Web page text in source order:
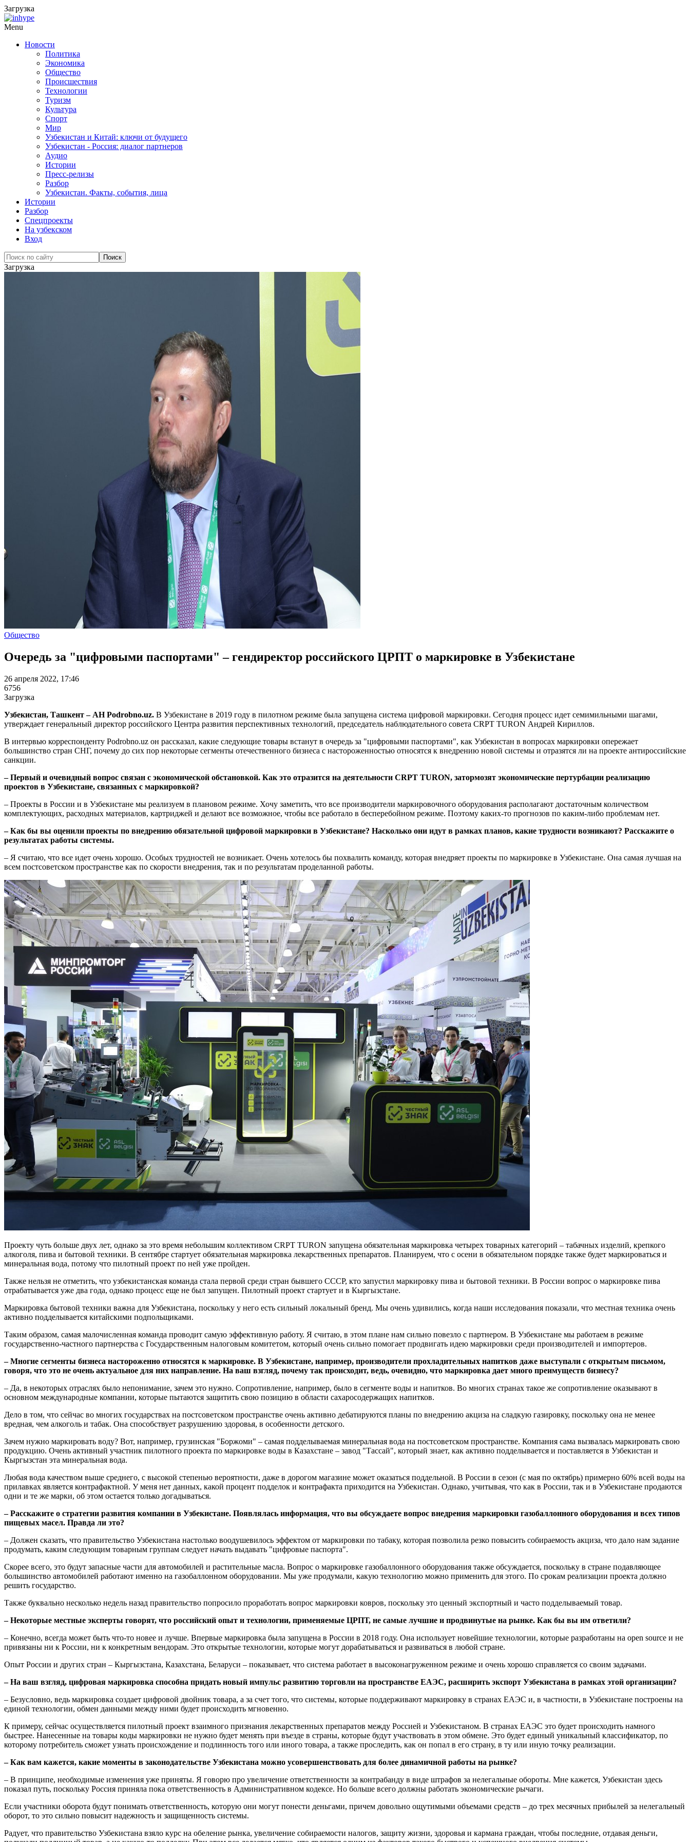
Загрузка
Menu
Новости
Политика
Экономика
Общество
Происшествия
Технологии
Туризм
Культура
Спорт
Мир
Узбекистан и Китай: ключи от будущего
Узбекистан - Россия: диалог партнеров
Аудио
Истории
Пресс-релизы
Разбор
Узбекистан. Факты, события, лица
Истории
Разбор
Спецпроекты
На узбекском
Вход
Загрузка
Общество
Очередь за "цифровыми паспортами" – гендиректор российского ЦРПТ о маркировке в Узбекистане
26 апреля 2022, 17:46
6756
Загрузка
Узбекистан, Ташкент – АН Podrobno.uz. В Узбекистане в 2019 году в пилотном режиме была запущена система цифровой маркировки. Сегодня процесс идет семимильными шагами,
утверждает генеральный директор российского Центра развития перспективных технологий, председатель наблюдательного совета CRPT TURON Андрей Кириллов.
В интервью корреспонденту Podrobno.uz он рассказал, какие следующие товары встанут в очередь за "цифровыми паспортами", как Узбекистан в вопросах маркировки опережает
большинство стран СНГ, почему до сих пор некоторые сегменты отечественного бизнеса с настороженностью относятся к внедрению новой системы и отразятся ли на проекте антироссийские
санкции.
– Первый и очевидный вопрос связан с экономической обстановкой. Как это отразится на деятельности CRPT TURON, затормозят экономические пертурбации реализацию
проектов в Узбекистане, связанных с маркировкой?
– Проекты в России и в Узбекистане мы реализуем в плановом режиме. Хочу заметить, что все производители маркировочного оборудования располагают достаточным количеством
комплектующих, расходных материалов, картриджей и делают все возможное, чтобы все работало в бесперебойном режиме. Поэтому каких-то прогнозов по каким-либо проблемам нет.
– Как бы вы оценили проекты по внедрению обязательной цифровой маркировки в Узбекистане? Насколько они идут в рамках планов, какие трудности возникают? Расскажите о
результатах работы системы.
– Я считаю, что все идет очень хорошо. Особых трудностей не возникает. Очень хотелось бы похвалить команду, которая внедряет проекты по маркировке в Узбекистане. Она самая лучшая на
всем постсоветском пространстве как по скорости внедрения, так и по результатам проделанной работы.
Проекту чуть больше двух лет, однако за это время небольшим коллективом CRPT TURON запущена обязательная маркировка четырех товарных категорий – табачных изделий, крепкого
алкоголя, пива и бытовой техники. В сентябре стартует обязательная маркировка лекарственных препаратов. Планируем, что с осени в обязательном порядке также будет маркироваться и
минеральная вода, потому что пилотный проект по ней уже пройден.
Также нельзя не отметить, что узбекистанская команда стала первой среди стран бывшего СССР, кто запустил маркировку пива и бытовой техники. В России вопрос о маркировке пива
отрабатывается уже два года, однако процесс еще не был запущен. Пилотный проект стартует и в Кыргызстане.
Маркировка бытовой техники важна для Узбекистана, поскольку у него есть сильный локальный бренд. Мы очень удивились, когда наши исследования показали, что местная техника очень
активно подделывается китайскими подпольщиками.
Таким образом, самая малочисленная команда проводит самую эффективную работу. Я считаю, в этом плане нам сильно повезло с партнером. В Узбекистане мы работаем в режиме
государственно-частного партнерства с Государственным налоговым комитетом, который очень сильно помогает продвигать идею маркировки среди производителей и импортеров.
– Многие сегменты бизнеса настороженно относятся к маркировке. В Узбекистане, например, производители прохладительных напитков даже выступали с открытым письмом,
говоря, что это не очень актуальное для них направление. На ваш взгляд, почему так происходит, ведь, очевидно, что маркировка дает много преимуществ бизнесу?
– Да, в некоторых отраслях было непонимание, зачем это нужно. Сопротивление, например, было в сегменте воды и напитков. Во многих странах такое же сопротивление оказывают в
основном международные компании, которые пытаются защитить свою позицию в области сахаросодержащих напитков.
Дело в том, что сейчас во многих государствах на постсоветском пространстве очень активно дебатируются планы по внедрению акциза на сладкую газировку, поскольку она не менее
вредная, чем алкоголь и табак. Она способствует разрушению здоровья, в особенности детского.
Зачем нужно маркировать воду? Вот, например, грузинская "Боржоми" – самая подделываемая минеральная вода на постсоветском пространстве. Компания сама вызвалась маркировать свою
продукцию. Очень активный участник пилотного проекта по маркировке воды в Казахстане – завод "Тассай", который знает, как активно подделывается и поставляется в Узбекистан и
Кыргызстан эта минеральная вода.
Любая вода качеством выше среднего, с высокой степенью вероятности, даже в дорогом магазине может оказаться поддельной. В России в сезон (с мая по октябрь) примерно 60% всей воды на
прилавках является контрафактной. У меня нет данных, какой процент подделок и контрафакта приходится на Узбекистан. Однако, учитывая, что как в России, так и в Узбекистане продаются
одни и те же марки, об этом остается только догадываться.
– Расскажите о стратегии развития компании в Узбекистане. Появлялась информация, что вы обсуждаете вопрос внедрения маркировки газобаллонного оборудования и всех типов
пищевых масел. Правда ли это?
– Должен сказать, что правительство Узбекистана настолько воодушевилось эффектом от маркировки по табаку, которая позволила резко повысить собираемость акциза, что дало нам задание
продумать, каким следующим товарным группам следует начать выдавать "цифровые паспорта".
Скорее всего, это будут запасные части для автомобилей и растительные масла. Вопрос о маркировке газобаллонного оборудования также обсуждается, поскольку в стране подавляющее
большинство автомобилей работают именно на газобаллонном оборудовании. Мы уже продумали, какую технологию можно применить для этого. По срокам реализации проекта должно
решить государство.
Также буквально несколько недель назад правительство попросило проработать вопрос маркировки ковров, поскольку это ценный экспортный и часто подделываемый товар.
– Некоторые местные эксперты говорят, что российский опыт и технологии, применяемые ЦРПТ, не самые лучшие и продвинутые на рынке. Как бы вы им ответили?
– Конечно, всегда может быть что-то новее и лучше. Впервые маркировка была запущена в России в 2018 году. Она использует новейшие технологии, которые разработаны на open source и не
привязаны ни к России, ни к конкретным вендорам. Это открытые технологии, которые могут дорабатываться и развиваться в любой стране.
Опыт России и других стран – Кыргызстана, Казахстана, Беларуси – показывает, что система работает в высоконагруженном режиме и очень хорошо справляется со своим задачами.
– На ваш взгляд, цифровая маркировка способна придать новый импульс развитию торговли на пространстве ЕАЭС, расширить экспорт Узбекистана в рамках этой организации?
– Безусловно, ведь маркировка создает цифровой двойник товара, а за счет того, что системы, которые поддерживают маркировку в странах ЕАЭС и, в частности, в Узбекистане построены на
единой технологии, обмен данными между ними будет происходить мгновенно.
К примеру, сейчас осуществляется пилотный проект взаимного признания лекарственных препаратов между Россией и Узбекистаном. В странах ЕАЭС это будет происходить намного
быстрее. Нанесенные на товары коды маркировки не нужно будет менять при въезде в страны, которые будут участвовать в этом обмене. Это будет единый уникальный классификатор, по
которому потребитель сможет узнать происхождение и подлинность того или иного товара, а также проследить, как он попал в его страну, в ту или иную точку реализации.
– Как вам кажется, какие моменты в законодательстве Узбекистана можно усовершенствовать для более динамичной работы на рынке?
– В принципе, необходимые изменения уже приняты. Я говорю про увеличение ответственности за контрабанду в виде штрафов за нелегальные обороты. Мне кажется, Узбекистан здесь
показал путь, поскольку Россия приняла пока ответственность в Административном кодексе. Но больше всего должны работать экономические рычаги.
Если участники оборота будут понимать ответственность, которую они могут понести деньгами, причем довольно ощутимыми объемами средств – до трех месячных прибылей за нелегальный
оборот, то это сильно повысит надежность и защищенность системы.
Радует, что правительство Узбекистана взяло курс на обеление рынка, увеличение собираемости налогов, защиту жизни, здоровья и кармана граждан, чтобы последние, отдавая деньги,